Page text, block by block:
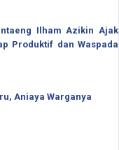
Ilham Azikin Ajak
Produktif dan Waspada
Aniaya Warganya